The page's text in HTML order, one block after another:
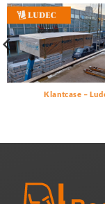
Klantcase –